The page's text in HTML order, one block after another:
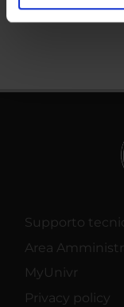
analizzare il
nostri partner che
Supporto
Area
MyUnivr
Privacy policy